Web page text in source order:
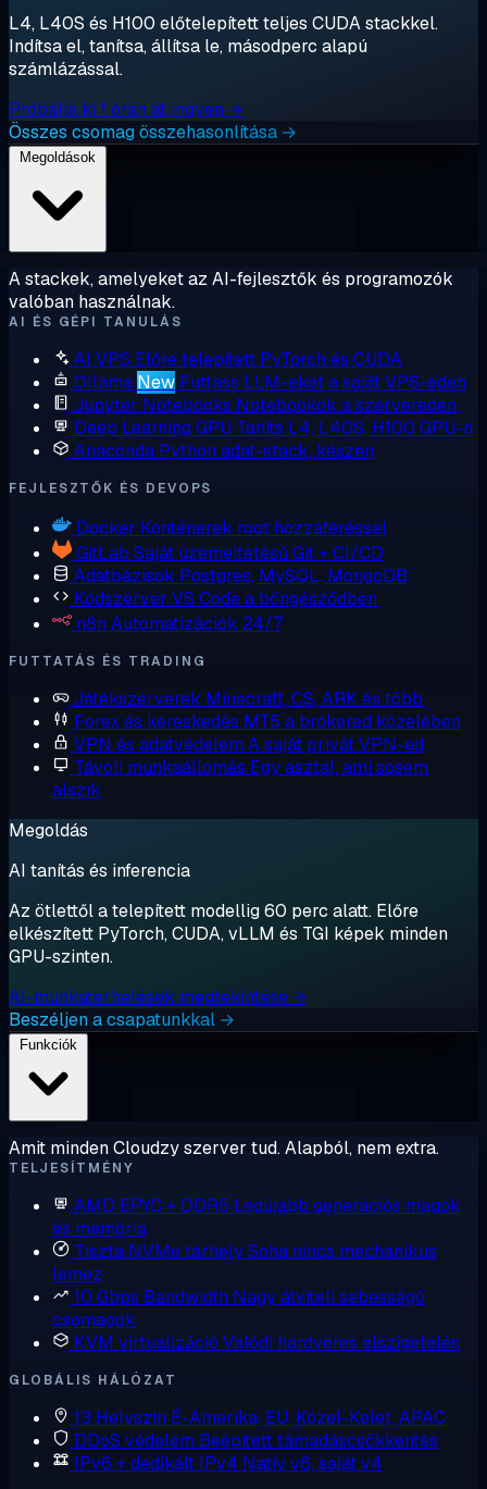
L4, L40S és H100 előtelepített teljes CUDA stackkel.
Indítsa el, tanítsa, állítsa le, másodperc alapú
számlázással.
Próbálja ki 1 órán át ingyen →
Összes csomag összehasonlítása →
A stackek, amelyeket az AI-fejlesztők és programozók
valóban használnak.
AI ÉS GÉPI TANULÁS
AI VPS Előre telepített PyTorch és CUDA
Ollama New Futtass LLM-eket a saját VPS-eden
Jupyter Notebooks Notebookok a szervereden
Deep Learning GPU Taníts L4, L40S, H100 GPU-n
Anaconda Python adat-stack, készen
FEJLESZTŐK ÉS DEVOPS
Docker Konténerek root hozzáféréssel
GitLab Saját üzemeltetésű Git + CI/CD
Adatbázisok Postgres, MySQL, MongoDB
Kódszerver VS Code a böngésződben
n8n Automatizációk 24/7
FUTTATÁS ÉS TRADING
Játékszerverek Minecraft, CS, ARK és több
Forex és kereskedés MT5 a brókered közelében
VPN és adatvédelem A saját privát VPN-ed
Távoli munkaállomás Egy asztal, ami sosem
alszik
Megoldás
AI tanítás és inferencia
Az ötlettől a telepített modellig 60 perc alatt. Előre
elkészített PyTorch, CUDA, vLLM és TGI képek minden
GPU-szinten.
AI-munkaterhelések megtekintése →
Beszéljen a csapatunkkal →
Amit minden Cloudzy szerver tud. Alapból, nem extra.
TELJESÍTMÉNY
AMD EPYC + DDR5 Legújabb generációs magok
és memória
Tiszta NVMe tárhelySoha nincs mechanikus
lemez
10 Gbps Bandwidth Nagy átviteli sebességű
csomagok
KVM virtualizáció Valódi hardveres elszigetelés
GLOBÁLIS HÁLÓZAT
13 Helyszín É-Amerika, EU, Közel-Kelet, APAC
DDoS védelem Beépített támadáscsökkentés
IPv6 + dedikált IPv4 Natív v6, saját v4